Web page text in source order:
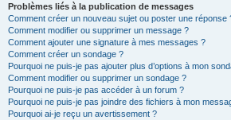
Problèmes liés à la publication de messages
Comment créer un nouveau sujet ou poster une réponse
Comment modifier ou supprimer un message ?
Comment ajouter une signature à mes messages ?
Comment créer un sondage ?
Pourquoi ne puis-je pas ajouter plus d’options à mon
Comment modifier ou supprimer un sondage ?
Pourquoi ne puis-je pas accéder à un forum ?
Pourquoi ne puis-je pas joindre des fichiers à mon
Pourquoi ai-je reçu un avertissement ?